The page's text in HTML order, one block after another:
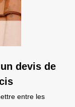
devis de
entre les